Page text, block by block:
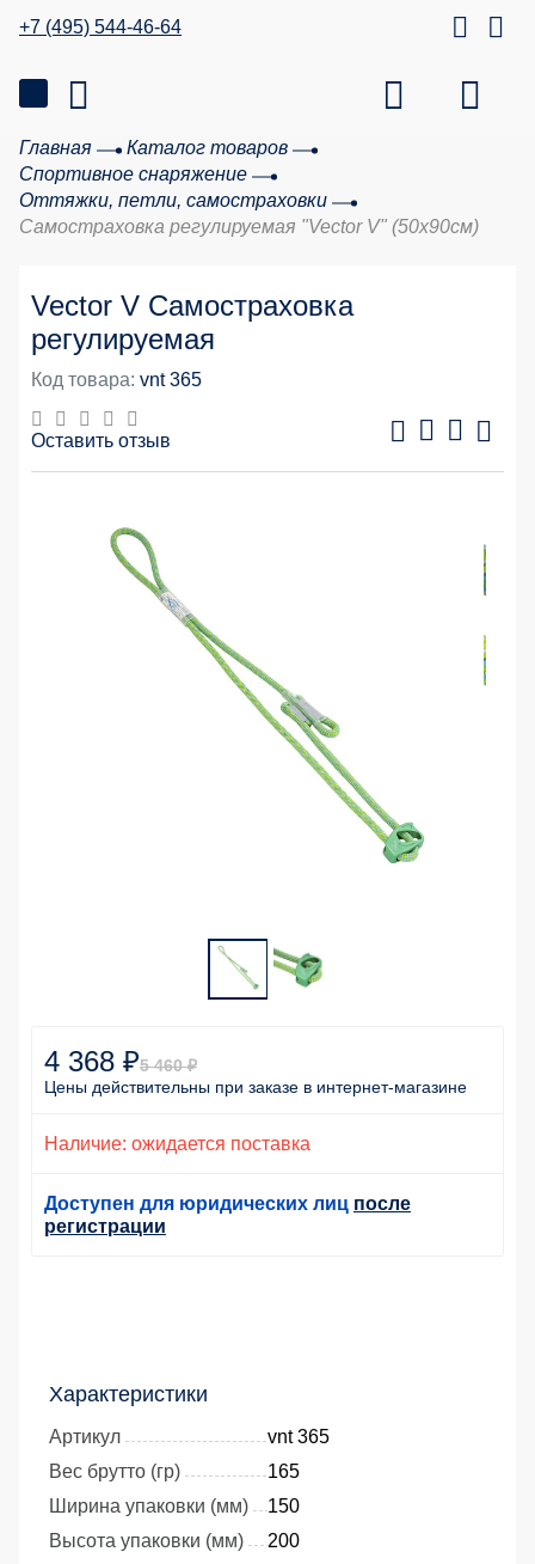
+7 (495) 544-46-64
Главная
Каталог товаров
Спортивное снаряжение
Оттяжки, петли, самостраховки
Самостраховка регулируемая "Vector V" (50х90см)
Vector V Самостраховка
регулируемая
Код товара: vnt 365
Оставить отзыв
Характеристики
Артикул
vnt 365
Вес брутто (гр)
165
Ширина упаковки (мм)
150
Высота упаковки (мм)
200
4 368 ₽5 460 ₽
Цены действительны при заказе в интернет-магазине
Наличие: ожидается поставка
Доступен для юридических лиц после
регистрации